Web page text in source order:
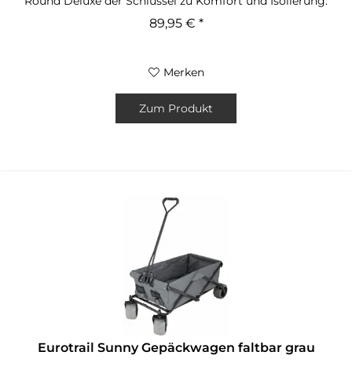
Nicht...
89,95 € *
Merken
Zum Produkt
Eurotrail Sunny Gepäckwagen faltbar grau